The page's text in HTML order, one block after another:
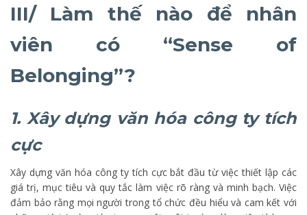
III/ Làm thế nào để nhân
viên có “Sense of
Belonging”?
1. Xây dựng văn hóa công ty tích
cực
Xây dựng văn hóa công ty tích cực bắt đầu từ việc thiết lập các
giá trị, mục tiêu và quy tắc làm việc rõ ràng và minh bạch. Việc
đảm bảo rằng mọi người trong tổ chức đều hiểu và cam kết với